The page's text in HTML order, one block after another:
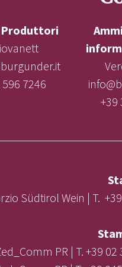
7246
+39
Südtirol Wein | T.
PR | T. +39